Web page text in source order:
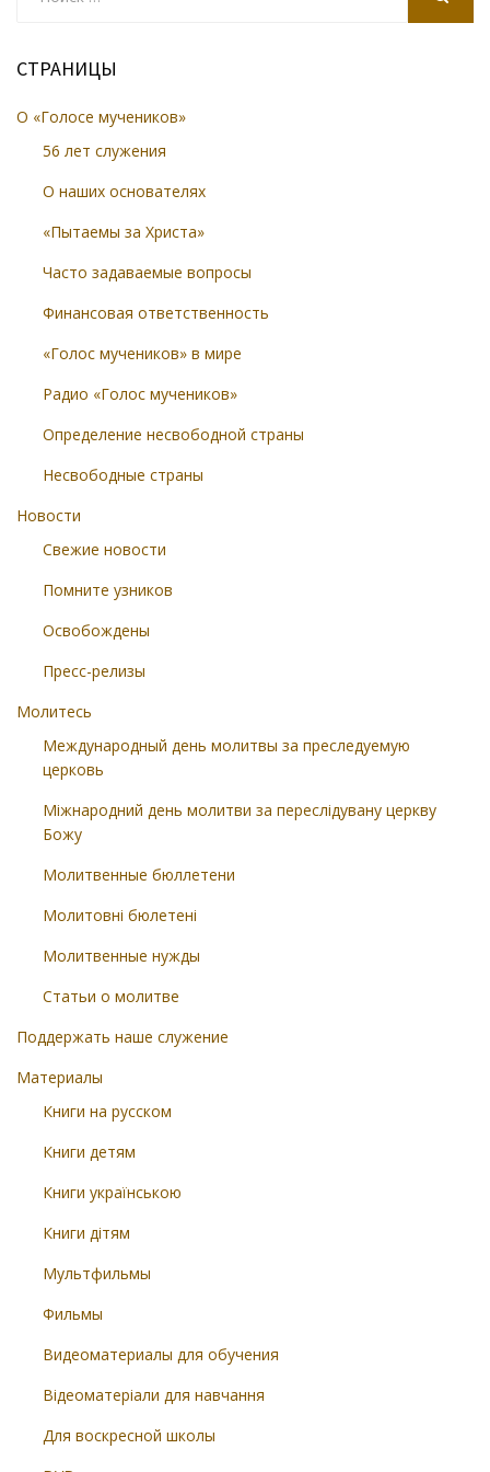
СТРАНИЦЫ
О «Голосе мучеников»
56 лет служения
О наших основателях
«Пытаемы за Христа»
Часто задаваемые вопросы
Финансовая ответственность
«Голос мучеников» в мире
Радио «Голос мучеников»
Определение несвободной страны
Несвободные страны
Новости
Свежие новости
Помните узников
Освобождены
Пресс-релизы
Молитесь
Международный день молитвы за преследуемую
церковь
Міжнародний день молитви за переслідувану церкву
Божу
Молитвенные бюллетени
Молитовні бюлетені
Молитвенные нужды
Статьи о молитве
Поддержать наше служение
Материалы
Книги на русском
Книги детям
Книги українською
Книги дітям
Мультфильмы
Фильмы
Видеоматериалы для обучения
Відеоматеріали для навчання
Для воскресной школы